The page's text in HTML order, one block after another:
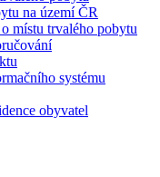
na území ČR
místu trvalého pobytu
systému
obyvatel